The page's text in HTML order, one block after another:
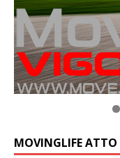
MOVINGLIFE ATTO